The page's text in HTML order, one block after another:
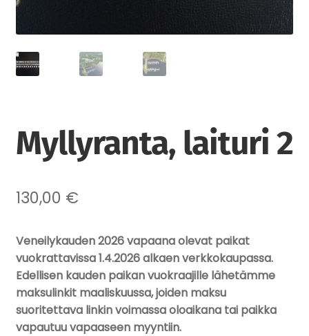
Laajenna
alemman
Myllyranta, laituri 2
130,00 €
Veneilykauden 2026 vapaana olevat paikat
vuokrattavissa 1.4.2026 alkaen verkkokaupassa.
Edellisen kauden paikan vuokraajille lähetämme
maksulinkit maaliskuussa, joiden maksu
suoritettava linkin voimassa oloaikana tai paikka
vapautuu vapaaseen myyntiin.